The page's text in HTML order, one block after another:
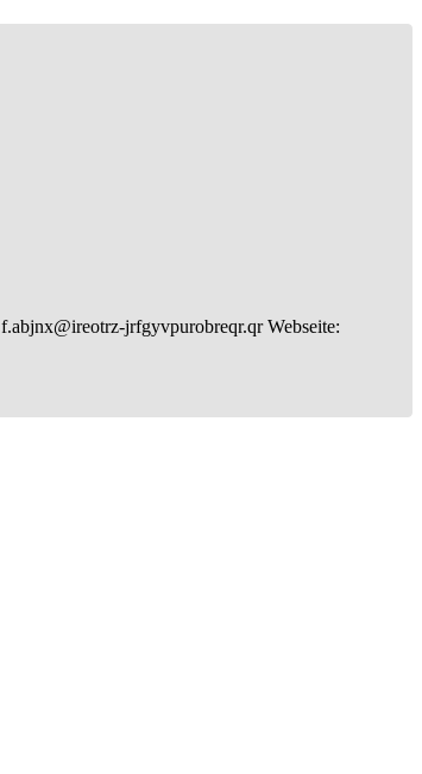
f.abjnx@ireotrz-jrfgyvpurobreqr.qr Webseite: